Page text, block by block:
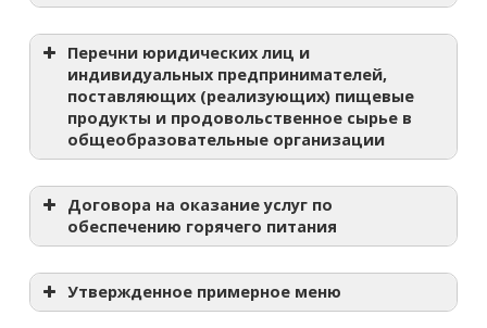
Перечни юридических лиц и
индивидуальных предпринимателей,
поставляющих (реализующих) пищевые
продукты и продовольственное сырье в
общеобразовательные организации
Договора на оказание услуг по
обеспечению горячего питания
Утвержденное примерное меню